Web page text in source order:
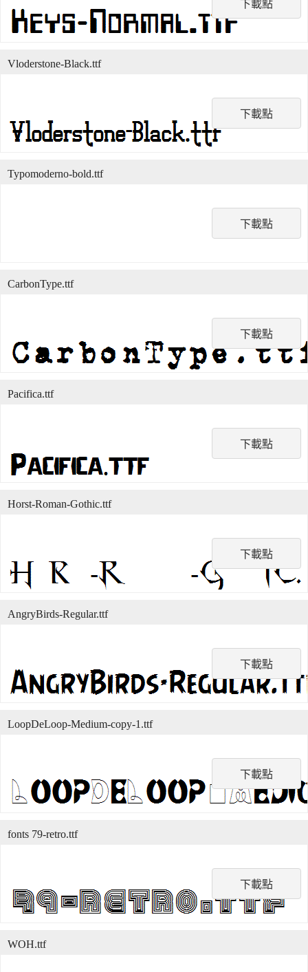
下載點
下載點
Vloderstone-Black.ttf
下載點
Typomoderno-bold.ttf
下載點
CarbonType.ttf
下載點
Pacifica.ttf
下載點
Horst-Roman-Gothic.ttf
下載點
AngryBirds-Regular.ttf
下載點
LoopDeLoop-Medium-copy-1.ttf
下載點
fonts 79-retro.ttf
WOH.ttf